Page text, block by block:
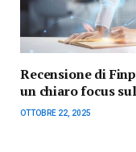
Recensione di
un chiaro focus
OTTOBRE 22, 2025